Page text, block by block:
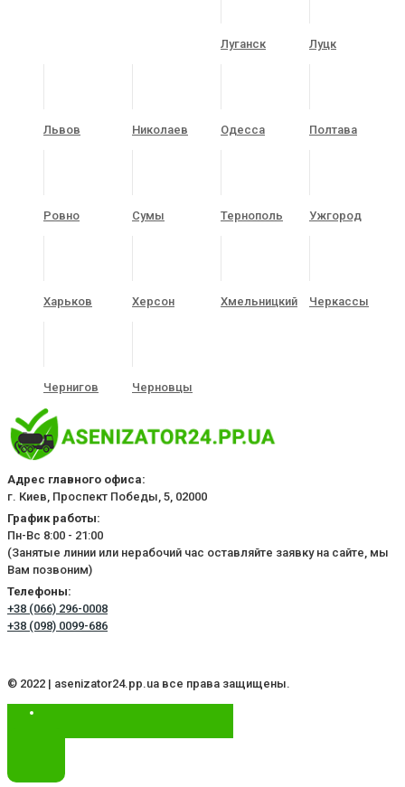
Луганск Луцк
Львов Николаев Одесса Полтава
Ровно Сумы Тернополь Ужгород
Харьков Херсон Хмельницкий Черкассы
Чернигов Черновцы
Адрес главного офиса:
г. Киев, Проспект Победы, 5, 02000
График работы:
Пн-Вс 8:00 - 21:00
(Занятые линии или нерабочий час оставляйте заявку на сайте, мы
Вам позвоним)
Телефоны:
+38 (066) 296-0008
+38 (098) 0099-686
© 2022 | asenizator24.pp.ua все права защищены.